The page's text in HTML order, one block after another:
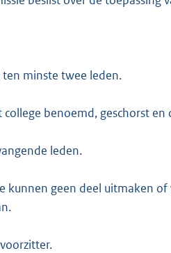
minste twee leden.
benoemd, geschorst en
leden.
kunnen geen deel uitmaken